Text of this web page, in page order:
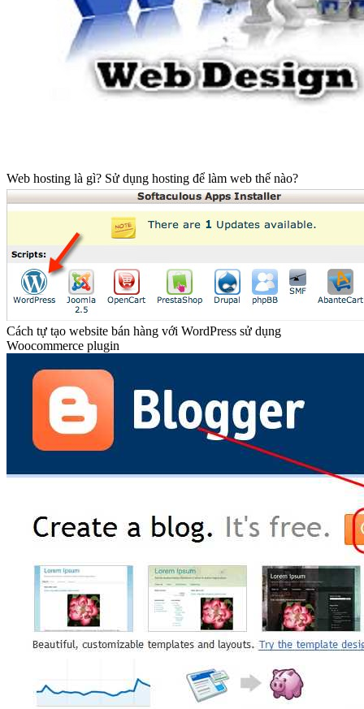
Web hosting là gì? Sử dụng hosting để làm web thế nào?
Cách tự tạo website bán hàng với WordPress sử dụng
Woocommerce plugin